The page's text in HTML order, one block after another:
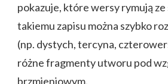
pokazuje, które wersy rymują ze
takiemu zapisu można szybko
(np. dystych, tercyna,
różne fragmenty utworu pod
brzmieniowym.